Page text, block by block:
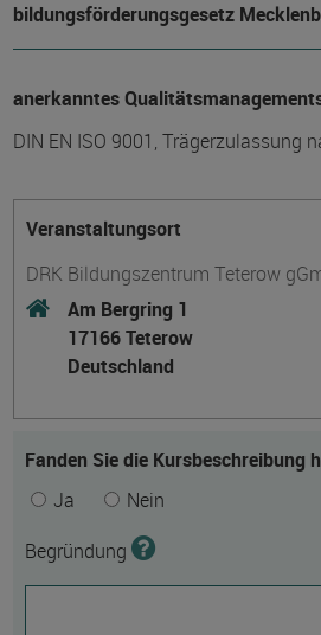
bildungs­förderungs­gesetz
anerkanntes
DIN EN ISO 9001, Trägerzulassung
Veranstaltungsort
DRK Bildungszentrum Teterow
Am Bergring 1
17166 Teterow
Deutschland
Fanden Sie die Kursbeschreibung
Ja
Nein
Begründung